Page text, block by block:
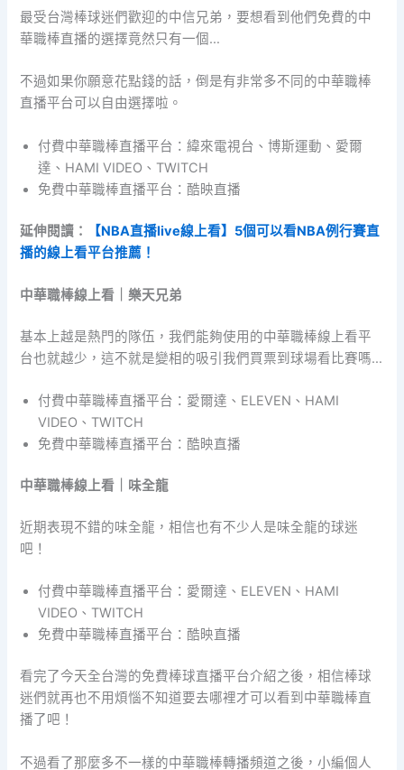
最受台灣棒球迷們歡迎的中信兄弟，要想看到他們免費的中
華職棒直播的選擇竟然只有一個…
不過如果你願意花點錢的話，倒是有非常多不同的中華職棒
直播平台可以自由選擇啦。
付費中華職棒直播平台：緯來電視台、博斯運動、愛爾
達、HAMI VIDEO、TWITCH
免費中華職棒直播平台：酷映直播
延伸閱讀：
【NBA直播live線上看】5個可以看NBA例行賽直
播的線上看平台推薦！
中華職棒線上看｜樂天兄弟
基本上越是熱門的隊伍，我們能夠使用的中華職棒線上看平
台也就越少，這不就是變相的吸引我們買票到球場看比賽嗎…
付費中華職棒直播平台：愛爾達、ELEVEN、HAMI
VIDEO、TWITCH
免費中華職棒直播平台：酷映直播
中華職棒線上看｜味全龍
近期表現不錯的味全龍，相信也有不少人是味全龍的球迷
吧！
付費中華職棒直播平台：愛爾達、ELEVEN、HAMI
VIDEO、TWITCH
免費中華職棒直播平台：酷映直播
看完了今天全台灣的免費棒球直播平台介紹之後，相信棒球
迷們就再也不用煩惱不知道要去哪裡才可以看到中華職棒直
播了吧！
不過看了那麼多不一樣的中華職棒轉播頻道之後，小編個人